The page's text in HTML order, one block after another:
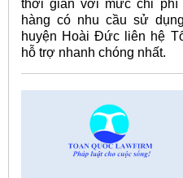
thời gian với mức chi phí
hàng có nhu cầu sử
huyện Hoài Đức liên hệ
hỗ trợ nhanh chóng nhất.